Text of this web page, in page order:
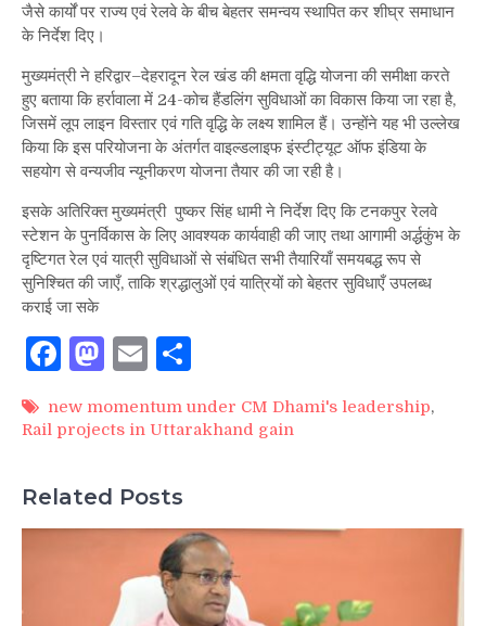
जैसे कार्यों पर राज्य एवं रेलवे के बीच बेहतर समन्वय स्थापित कर शीघ्र समाधान
के निर्देश दिए।
मुख्यमंत्री ने हरिद्वार–देहरादून रेल खंड की क्षमता वृद्धि योजना की समीक्षा करते
हुए बताया कि हर्रावाला में 24-कोच हैंडलिंग सुविधाओं का विकास किया जा रहा है,
जिसमें लूप लाइन विस्तार एवं गति वृद्धि के लक्ष्य शामिल हैं। उन्होंने यह भी उल्लेख
किया कि इस परियोजना के अंतर्गत वाइल्डलाइफ इंस्टीट्यूट ऑफ इंडिया के
सहयोग से वन्यजीव न्यूनीकरण योजना तैयार की जा रही है।
इसके अतिरिक्त मुख्यमंत्री पुष्कर सिंह धामी ने निर्देश दिए कि टनकपुर रेलवे
स्टेशन के पुनर्विकास के लिए आवश्यक कार्यवाही की जाए तथा आगामी अर्द्धकुंभ के
दृष्टिगत रेल एवं यात्री सुविधाओं से संबंधित सभी तैयारियाँ समयबद्ध रूप से
सुनिश्चित की जाएँ, ताकि श्रद्धालुओं एवं यात्रियों को बेहतर सुविधाएँ उपलब्ध
कराई जा सके
Facebook
Mastodon
Email
new momentum under CM Dhami's leadership,
Rail projects in Uttarakhand gain
Related Posts